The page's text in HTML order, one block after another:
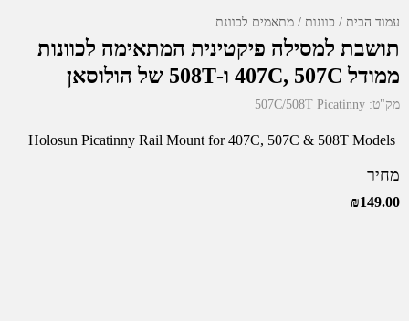
עמוד הבית כוונות מתאמים לכוונת
תושבת למסילה פיקטינית המתאימה לכוונות
ממודל 407C, 507C ו-508T של הולוסאן
מק"ט: 507C/508T Picatinny
Holosun Picatinny Rail Mount for 407C, 507C & 508T Models
מחיר
₪149.00